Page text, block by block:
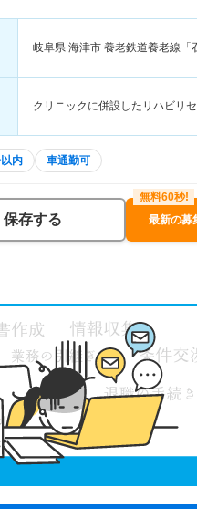
岐阜県 海津市 養老鉄道養老線「
クリニックに併設したリハビリ
内 車通勤可
保存する 最新の募